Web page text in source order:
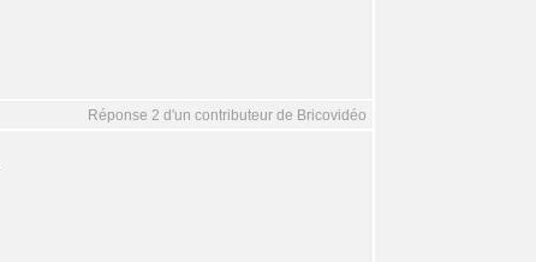
Réponse 2 d'un contributeur de Bricovidéo